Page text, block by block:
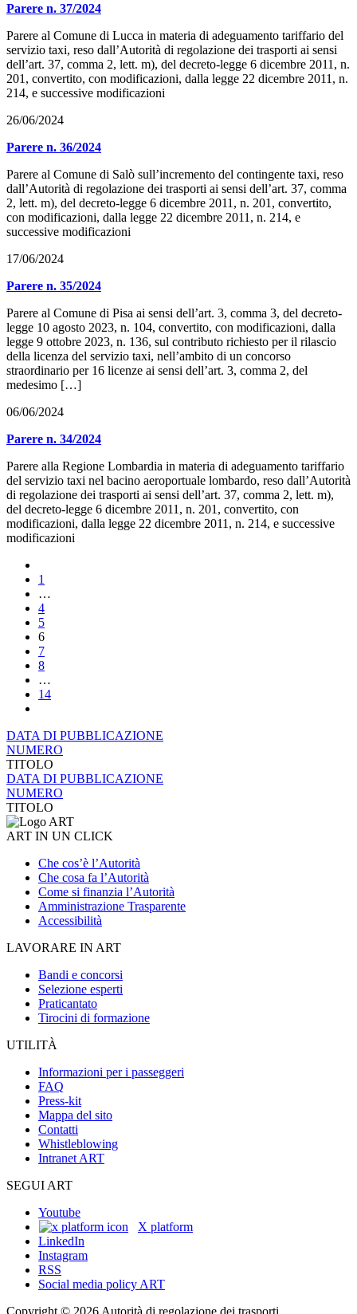
Parere n. 37/2024
Parere al Comune di Lucca in materia di adeguamento tariffario del
servizio taxi, reso dall’Autorità di regolazione dei trasporti ai sensi
dell’art. 37, comma 2, lett. m), del decreto-legge 6 dicembre 2011, n.
201, convertito, con modificazioni, dalla legge 22 dicembre 2011, n.
214, e successive modificazioni
26/06/2024
Parere n. 36/2024
Parere al Comune di Salò sull’incremento del contingente taxi, reso
dall’Autorità di regolazione dei trasporti ai sensi dell’art. 37, comma
2, lett. m), del decreto-legge 6 dicembre 2011, n. 201, convertito,
con modificazioni, dalla legge 22 dicembre 2011, n. 214, e
successive modificazioni
17/06/2024
Parere n. 35/2024
Parere al Comune di Pisa ai sensi dell’art. 3, comma 3, del decreto-
legge 10 agosto 2023, n. 104, convertito, con modificazioni, dalla
legge 9 ottobre 2023, n. 136, sul contributo richiesto per il rilascio
della licenza del servizio taxi, nell’ambito di un concorso
straordinario per 16 licenze ai sensi dell’art. 3, comma 2, del
medesimo […]
06/06/2024
Parere n. 34/2024
Parere alla Regione Lombardia in materia di adeguamento tariffario
del servizio taxi nel bacino aeroportuale lombardo, reso dall’Autorità
di regolazione dei trasporti ai sensi dell’art. 37, comma 2, lett. m),
del decreto-legge 6 dicembre 2011, n. 201, convertito, con
modificazioni, dalla legge 22 dicembre 2011, n. 214, e successive
modificazioni
1
…
4
5
6
7
8
…
14
DATA DI PUBBLICAZIONE
NUMERO
TITOLO
DATA DI PUBBLICAZIONE
NUMERO
TITOLO
ART IN UN CLICK
Che cos’è l’Autorità
Che cosa fa l’Autorità
Come si finanzia l’Autorità
Amministrazione Trasparente
Accessibilità
LAVORARE IN ART
Bandi e concorsi
Selezione esperti
Praticantato
Tirocini di formazione
UTILITÀ
Informazioni per i passeggeri
FAQ
Press-kit
Mappa del sito
Contatti
Whistleblowing
Intranet ART
SEGUI ART
Youtube
X platform
LinkedIn
Instagram
RSS
Social media policy ART
Copyright © 2026 Autorità di regolazione dei trasporti